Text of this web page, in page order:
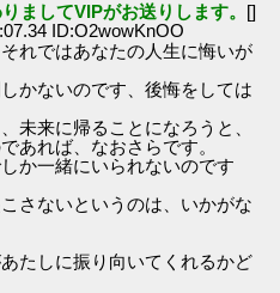
ましてVIPがお送りします。 []
ID:O2wowKnOO
れではあなたの人生に悔いが
かないのです、後悔をしては
未来に帰ることになろうと、
あれば、なおさらです。
か一緒にいられないのです
さないというのは、いかがな
たしに振り向いてくれるかど